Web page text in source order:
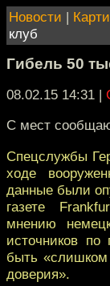
Новости |
клуб
Гибель 50
08.02.15 14:31 |
С мест
Спецслужбы
ходе
данные были
газете
мнению
источников
быть
доверия».